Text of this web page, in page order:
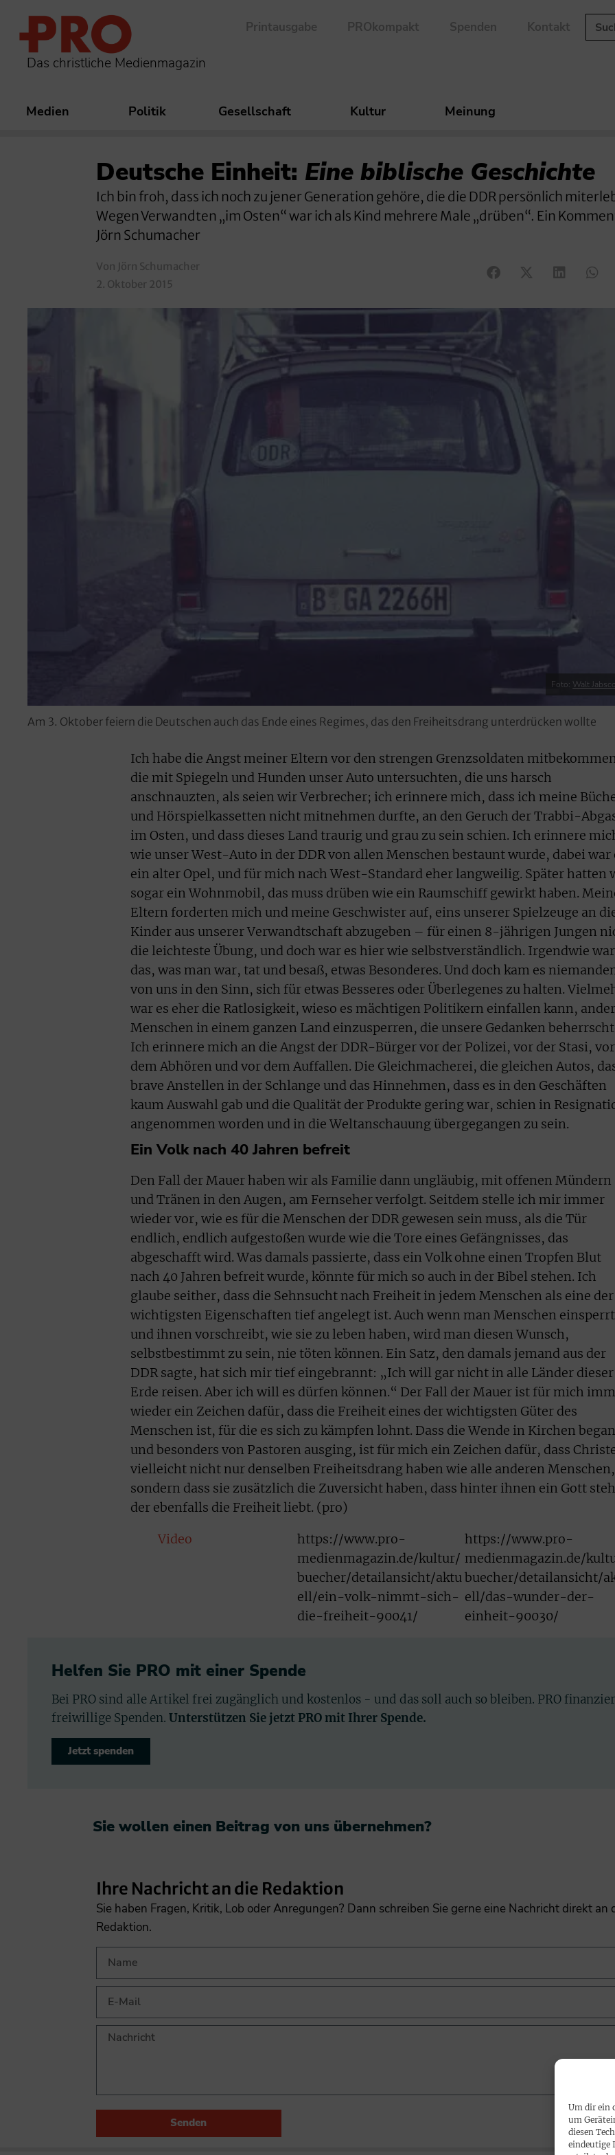
Um dir ein
um
diesen
eindeutige
Das christliche Medienmagazin
Printausgabe PROkompakt Spenden Kontakt
Medien Politik Gesellschaft Kultur Meinung
Deutsche Einheit: Eine biblische Geschichte
Ich bin froh, dass ich noch zu jener Generation gehöre, die die DDR persönlich
Wegen Verwandten „im Osten“ war ich als Kind mehrere Male „drüben“. Ein
Jörn Schumacher
Von Jörn Schumacher
2. Oktober 2015
Foto: Walt Jabsco
Am 3. Oktober feiern die Deutschen auch das Ende eines Regimes, das den Freiheitsdrang unterdrücken wollte
Ich habe die Angst meiner Eltern vor den strengen Grenzsoldaten
die mit Spiegeln und Hunden unser Auto untersuchten, die uns harsch
anschnauzten, als seien wir Verbrecher; ich erinnere mich, dass ich meine
und Hörspielkassetten nicht mitnehmen durfte, an den Geruch der Trabbi-
im Osten, und dass dieses Land traurig und grau zu sein schien. Ich erinnere
wie unser West-Auto in der DDR von allen Menschen bestaunt wurde, dabei war
ein alter Opel, und für mich nach West-Standard eher langweilig. Später hatten
sogar ein Wohnmobil, das muss drüben wie ein Raumschiff gewirkt haben.
Eltern forderten mich und meine Geschwister auf, eins unserer Spielzeuge an
Kinder aus unserer Verwandtschaft abzugeben – für einen 8-jährigen Jungen
die leichteste Übung, und doch war es hier wie selbstverständlich. Irgendwie war
das, was man war, tat und besaß, etwas Besonderes. Und doch kam es
von uns in den Sinn, sich für etwas Besseres oder Überlegenes zu halten.
war es eher die Ratlosigkeit, wieso es mächtigen Politikern einfallen kann,
Menschen in einem ganzen Land einzusperren, die unsere Gedanken
Ich erinnere mich an die Angst der DDR-Bürger vor der Polizei, vor der Stasi, vor
dem Abhören und vor dem Auffallen. Die Gleichmacherei, die gleichen Autos,
brave Anstellen in der Schlange und das Hinnehmen, dass es in den Geschäften
kaum Auswahl gab und die Qualität der Produkte gering war, schien in
angenommen worden und in die Weltanschauung übergegangen zu sein.
Ein Volk nach 40 Jahren befreit
Den Fall der Mauer haben wir als Familie dann ungläubig, mit offenen Mündern
und Tränen in den Augen, am Fernseher verfolgt. Seitdem stelle ich mir immer
wieder vor, wie es für die Menschen der DDR gewesen sein muss, als die Tür
endlich, endlich aufgestoßen wurde wie die Tore eines Gefängnisses, das
abgeschafft wird. Was damals passierte, dass ein Volk ohne einen Tropfen Blut
nach 40 Jahren befreit wurde, könnte für mich so auch in der Bibel stehen. Ich
glaube seither, dass die Sehnsucht nach Freiheit in jedem Menschen als eine der
wichtigsten Eigenschaften tief angelegt ist. Auch wenn man Menschen einsperrt
und ihnen vorschreibt, wie sie zu leben haben, wird man diesen Wunsch,
selbstbestimmt zu sein, nie töten können. Ein Satz, den damals jemand aus der
DDR sagte, hat sich mir tief eingebrannt: „Ich will gar nicht in alle Länder dieser
Erde reisen. Aber ich will es dürfen können.“ Der Fall der Mauer ist für mich
wieder ein Zeichen dafür, dass die Freiheit eines der wichtigsten Güter des
Menschen ist, für die es sich zu kämpfen lohnt. Dass die Wende in Kirchen
und besonders von Pastoren ausging, ist für mich ein Zeichen dafür, dass
vielleicht nicht nur denselben Freiheitsdrang haben wie alle anderen Menschen,
sondern dass sie zusätzlich die Zuversicht haben, dass hinter ihnen ein Gott
der ebenfalls die Freiheit liebt. (pro)
Video
https://www.pro-
medienmagazin.de/kultur/
buecher/detailansicht/aktu
ell/ein-volk-nimmt-sich-
die-freiheit-90041/
https://www.pro-
medienmagazin.de/
buecher/detailansicht/
ell/das-wunder-der-
einheit-90030/
Helfen Sie PRO mit einer Spende
Bei PRO sind alle Artikel frei zugänglich und kostenlos - und das soll auch so bleiben. PRO
freiwillige Spenden. Unterstützen Sie jetzt PRO mit Ihrer Spende.
Jetzt spenden
Sie wollen einen Beitrag von uns übernehmen?​
Ihre Nachricht an die Redaktion
Sie haben Fragen, Kritik, Lob oder Anregungen? Dann schreiben Sie gerne eine Nachricht direkt an
Redaktion.
Senden